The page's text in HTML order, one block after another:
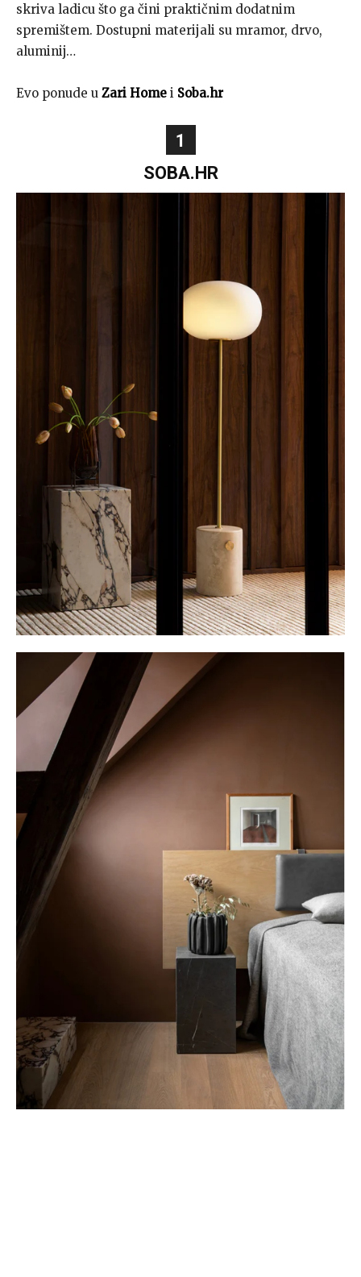
skriva ladicu što ga čini praktičnim dodatnim
spremištem. Dostupni materijali su mramor, drvo,
aluminij…
Evo ponude u Zari Home i Soba.hr
1
SOBA.HR